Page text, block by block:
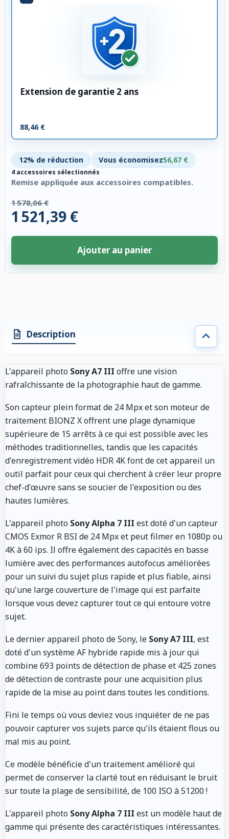
Extension de garantie 2 ans
88,46 €
12% de réduction Vous économisez56,67 €
4 accessoires sélectionnés
Remise appliquée aux accessoires compatibles.
1 578,06 €
1 521,39 €
Ajouter au panier
Description
L'appareil photo Sony A7 III offre une vision
rafraîchissante de la photographie haut de gamme.
Son capteur plein format de 24 Mpx et son moteur de
traitement BIONZ X offrent une plage dynamique
supérieure de 15 arrêts à ce qui est possible avec les
méthodes traditionnelles, tandis que les capacités
d'enregistrement vidéo HDR 4K font de cet appareil un
outil parfait pour ceux qui cherchent à créer leur propre
chef-d'œuvre sans se soucier de l'exposition ou des
hautes lumières.
L'appareil photo Sony Alpha 7 III est doté d'un capteur
CMOS Exmor R BSI de 24 Mpx et peut filmer en 1080p ou
4K à 60 ips. Il offre également des capacités en basse
lumière avec des performances autofocus améliorées
pour un suivi du sujet plus rapide et plus fiable, ainsi
qu'une large couverture de l'image qui est parfaite
lorsque vous devez capturer tout ce qui entoure votre
sujet.
Le dernier appareil photo de Sony, le Sony A7 III, est
doté d'un système AF hybride rapide mis à jour qui
combine 693 points de détection de phase et 425 zones
de détection de contraste pour une acquisition plus
rapide de la mise au point dans toutes les conditions.
Fini le temps où vous deviez vous inquiéter de ne pas
pouvoir capturer vos sujets parce qu'ils étaient flous ou
mal mis au point.
Ce modèle bénéficie d'un traitement amélioré qui
permet de conserver la clarté tout en réduisant le bruit
sur toute la plage de sensibilité, de 100 ISO à 51200 !
L'appareil photo Sony Alpha 7 III est un modèle haut de
gamme qui présente des caractéristiques intéressantes.